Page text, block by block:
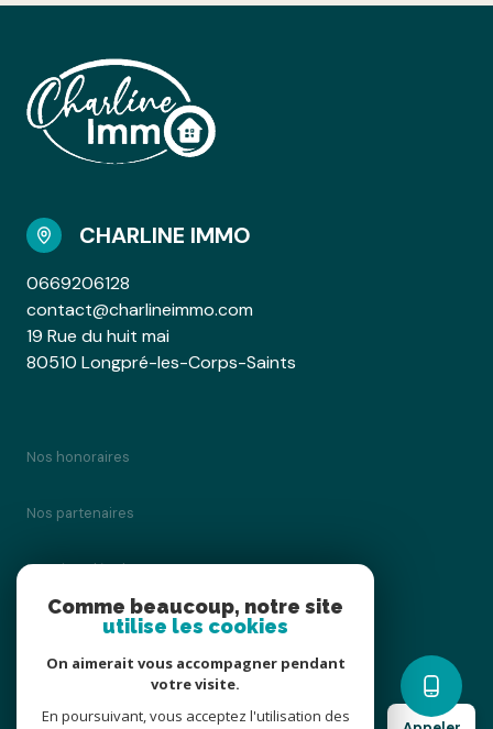
CHARLINE IMMO
0669206128
contact@charlineimmo.com
19 Rue du huit mai
80510 Longpré-les-Corps-Saints
Nos honoraires
Nos partenaires
Mentions légales
Comme beaucoup, notre site
utilise les cookies
On aimerait vous accompagner pendant
votre visite.
En poursuivant, vous acceptez l'utilisation des